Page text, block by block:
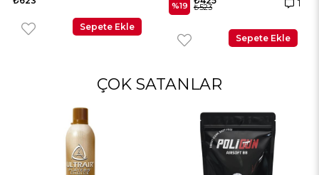
1
Sepete Ekle
ÇOK SATANLAR